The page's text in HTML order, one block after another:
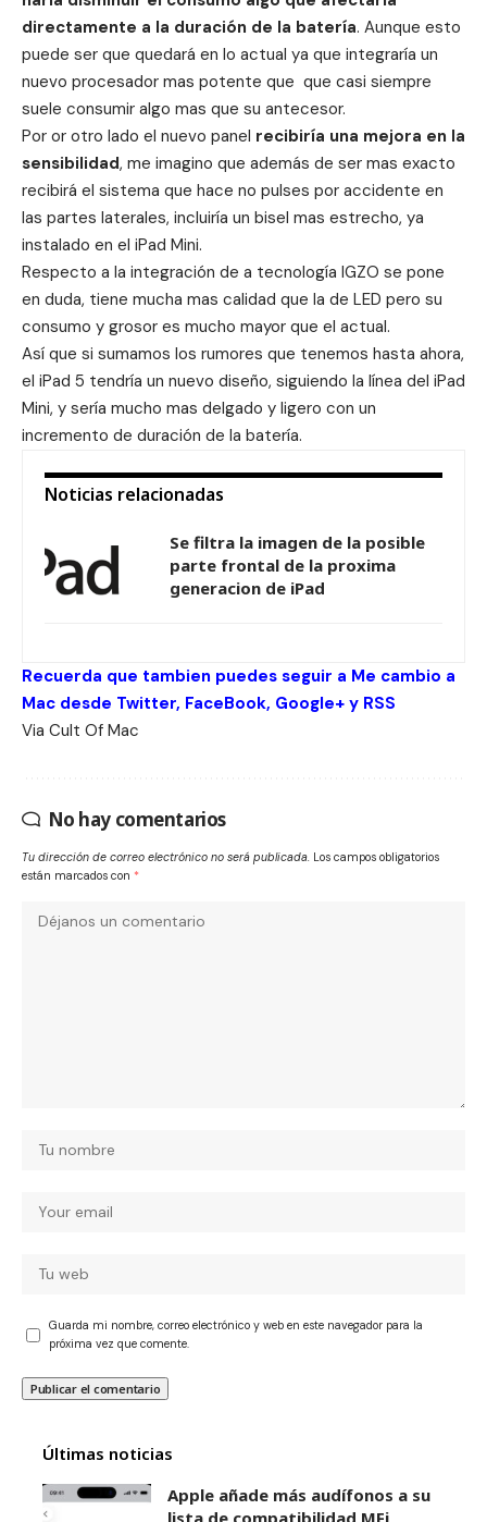
directamente a la duración de la batería. Aunque esto
puede ser que quedará en lo actual ya que integraría un
nuevo procesador mas potente que que casi siempre
suele consumir algo mas que su antecesor.
Por or otro lado el nuevo panel recibiría una mejora en la
sensibilidad, me imagino que además de ser mas exacto
recibirá el sistema que hace no pulses por accidente en
las partes laterales, incluiría un bisel mas estrecho, ya
instalado en el iPad Mini.
Respecto a la integración de a tecnología IGZO se pone
en duda, tiene mucha mas calidad que la de LED pero su
consumo y grosor es mucho mayor que el actual.
Así que si sumamos los rumores que tenemos hasta ahora,
el iPad 5 tendría un nuevo diseño, siguiendo la línea del iPad
Mini, y sería mucho mas delgado y ligero con un
incremento de duración de la batería.
Noticias relacionadas
Se filtra la imagen de la posible
parte frontal de la proxima
generacion de iPad
Recuerda que tambien puedes seguir a Me cambio a
Mac desde Twitter, FaceBook, Google+ y RSS
Via Cult Of Mac
No hay comentarios
Tu dirección de correo electrónico no será publicada. Los campos obligatorios
están marcados con *
Guarda mi nombre, correo electrónico y web en este navegador para la
próxima vez que comente.
Últimas noticias
Apple añade más audífonos a su
lista de compatibilidad MFi